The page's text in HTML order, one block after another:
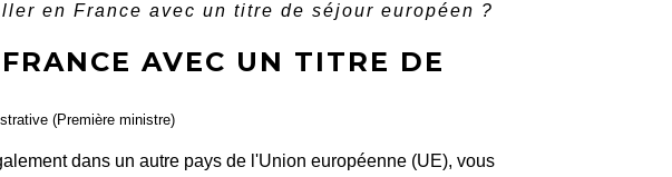
en France avec un titre de séjour européen ?
AVEC UN TITRE DE
(Première ministre)
dans un autre pays de l'Union européenne (UE), vous